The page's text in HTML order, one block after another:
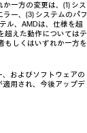
一方の変更は、(1) シス
ー、(3) システムのパフ
ル、AMDは、仕様を超
超えた動作についてはテ
もしくはいずれか一方を
およびソフトウェアの
適用され、今後アップデ